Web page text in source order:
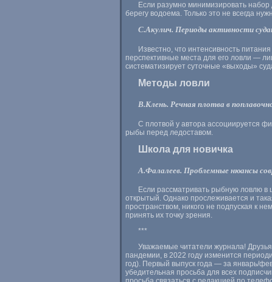
Если разумно минимизировать набор
берегу водоема. Только это не всегда
С.Акулич. Периоды активности
Известно, что интенсивность
перспективные места для его ловли —
систематизирует суточные «выходы»
Методы ловли
В.Клень. Речная плотва в
С плотвой у автора ассоциируется
рыбы перед ледоставом.
Школа для новичка
А.Фалалеев. Проблемные нюансы
Если рассматривать рыбную ловлю
открытый. Однако прослеживается и
пространством, никого не подпуская к
принять их точку зрения.
***
Уважаемые читатели журнала!
пандемии, в 2022 году изменится
год). Первый выпуск года — за январь/
убедительная просьба для всех